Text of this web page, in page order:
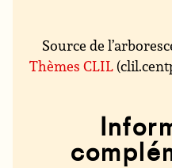
Source de
Thèmes CLIL